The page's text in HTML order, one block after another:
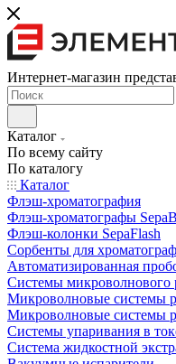
Интернет-магазин
Каталог
По всему сайту
По каталогу
Каталог
Флэш-хроматография
Флэш-хроматографы
Флэш-колонки SepaFlash
Сорбенты для
Автоматизированная
Системы микроволнового
Микроволновые системы
Микроволновые системы
Системы упаривания в
Система жидкостной